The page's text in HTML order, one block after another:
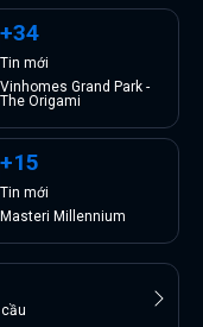
+34
Tin mới
Vinhomes Grand Park -
The Origami
+15
Tin mới
Masteri Millennium